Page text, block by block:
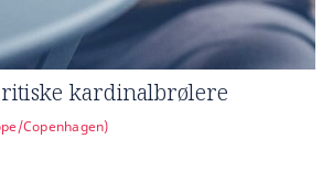
kardinalbrølere
Copenhagen)